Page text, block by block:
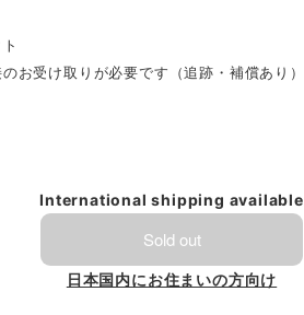
お受け取りが必要です（追跡・補償あり）
International shipping available
Sold out
日本国内にお住まいの方向け